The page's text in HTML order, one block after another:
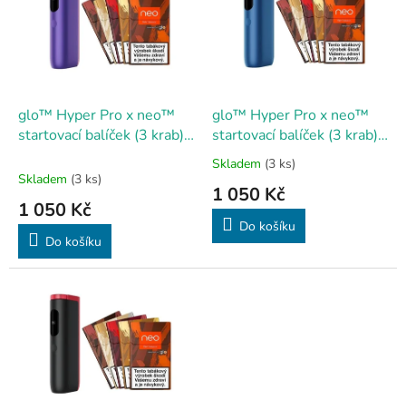
dglo™ Hyper Pro x neo™
startovací balíček (3 krab) -
Skladem (3 ks)
1 050 Kč
Do košíku
glo™ Hyper Pro x neo™
startovací balíček (3 krab)
lapis blue
Průměrné
hodnocení
produktu
3,0
5
Skladem (3 ks)
1 050 Kč
Do košíku